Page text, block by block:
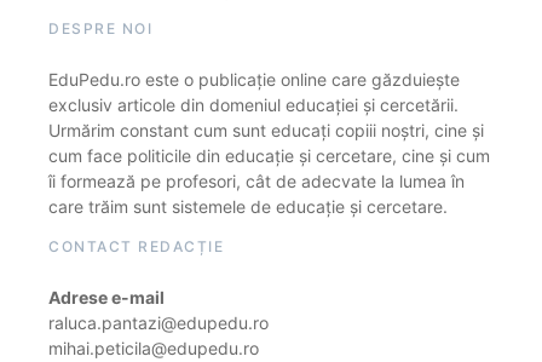
DESPRE NOI
EduPedu.ro este o publicație online care găzduiește
exclusiv articole din domeniul educației și cercetării.
Urmărim constant cum sunt educați copiii noștri, cine și
cum face politicile din educație și cercetare, cine și cum
îi formează pe profesori, cât de adecvate la lumea în
care trăim sunt sistemele de educație și cercetare.
CONTACT REDACȚIE
Adrese e-mail
raluca.pantazi@edupedu.ro
mihai.peticila@edupedu.ro